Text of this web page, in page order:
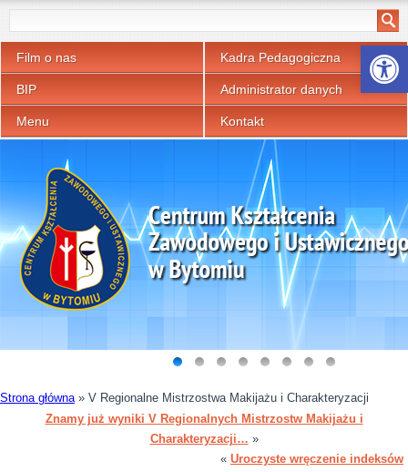
Otwórz
Film o nas Kadra Pedagogiczna
BIP Administrator danych
Menu Kontakt
Strona główna» V Regionalne Mistrzostwa Makijażu i Charakteryzacji
Znamy już wyniki V Regionalnych Mistrzostw Makijażu i
Charakteryzacji… »
« Uroczyste wręczenie indeksów